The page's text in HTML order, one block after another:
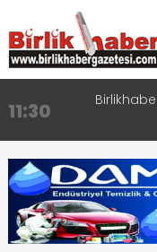
11:30
13:33
17:15
Aksaray
16:00
Aksaray